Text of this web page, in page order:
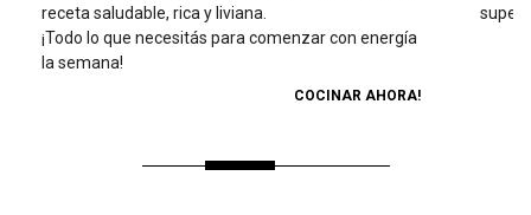
receta saludable, rica y liviana.
¡Todo lo que necesitás para comenzar con energía
la semana!
COCINAR AHORA!
super